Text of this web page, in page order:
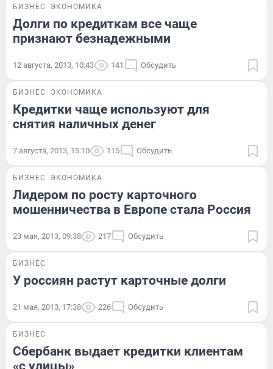
БИЗНЕС ЭКОНОМИКА
Долги по кредиткам все чаще
признают безнадежными
12 августа, 2013, 10:43 141 Обсудить
БИЗНЕС ЭКОНОМИКА
Кредитки чаще используют для
снятия наличных денег
7 августа, 2013, 15:10 115 Обсудить
БИЗНЕС ЭКОНОМИКА
Лидером по росту карточного
мошенничества в Европе стала Россия
23 мая, 2013, 09:38 217 Обсудить
БИЗНЕС
У россиян растут карточные долги
21 мая, 2013, 17:38 226 Обсудить
БИЗНЕС
Сбербанк выдает кредитки клиентам
«с улицы»